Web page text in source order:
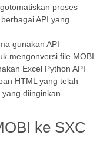
proses
API yang
gunakan API
mengonversi file MOBI
Excel Python API
HTML yang telah
diinginkan.
ke SXC